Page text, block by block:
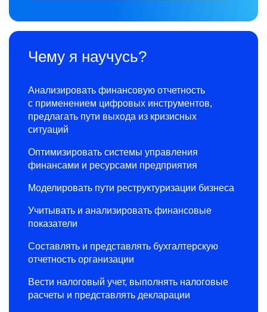
Чему я научусь?
Анализировать финансовую отчетность
с применением цифровых инструментов,
предлагать пути выхода из кризисных
ситуаций
Оптимизировать системы управления
финансами и ресурсами предприятия
Моделировать пути реструктуризации бизнеса
Учитывать и анализировать финансовые
показатели
Составлять и представлять бухгалтерскую
отчетность организации
Вести налоговый учет, выполнять налоговые
расчеты и представлять декларации